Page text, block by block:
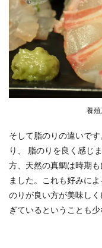
養殖
そして脂のりの違いで
り、 脂のりを良く感じ
方、天然の真鯛は時期
ました。これも好みに
のりが良い方が美味し
ぎているということも少